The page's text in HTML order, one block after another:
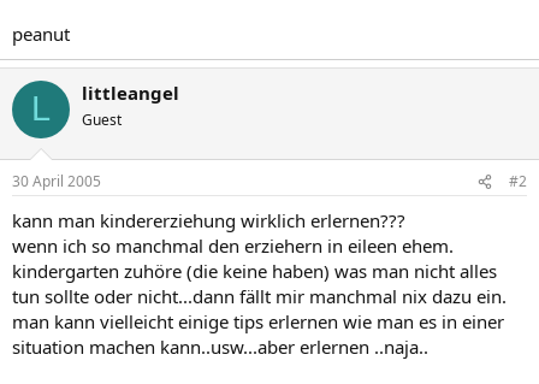
peanut
L littleangel
Guest
30 April 2005 #2
kann man kindererziehung wirklich erlernen???
wenn ich so manchmal den erziehern in eileen ehem.
kindergarten zuhöre (die keine haben) was man nicht alles
tun sollte oder nicht...dann fällt mir manchmal nix dazu ein.
man kann vielleicht einige tips erlernen wie man es in einer
situation machen kann..usw...aber erlernen ..naja..